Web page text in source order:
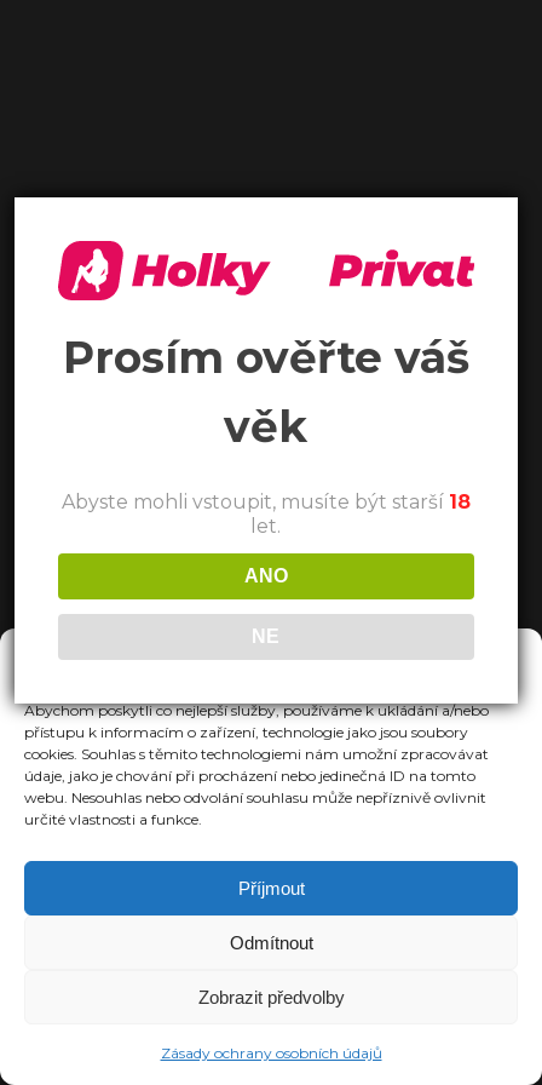
Spravovat Souhlas
Abychom poskytli co nejlepší služby, používáme k ukládání a/nebo
přístupu k informacím o zařízení, technologie jako jsou soubory
cookies. Souhlas s těmito technologiemi nám umožní zpracovávat
údaje, jako je chování při procházení nebo jedinečná ID na tomto
webu. Nesouhlas nebo odvolání souhlasu může nepříznivě ovlivnit
určité vlastnosti a funkce.
Příjmout
Odmítnout
Zobrazit předvolby
Zásady ochrany osobních údajů
Prosím ověřte váš
věk
Abyste mohli vstoupit, musíte být starší 18
let.
ANO
NE